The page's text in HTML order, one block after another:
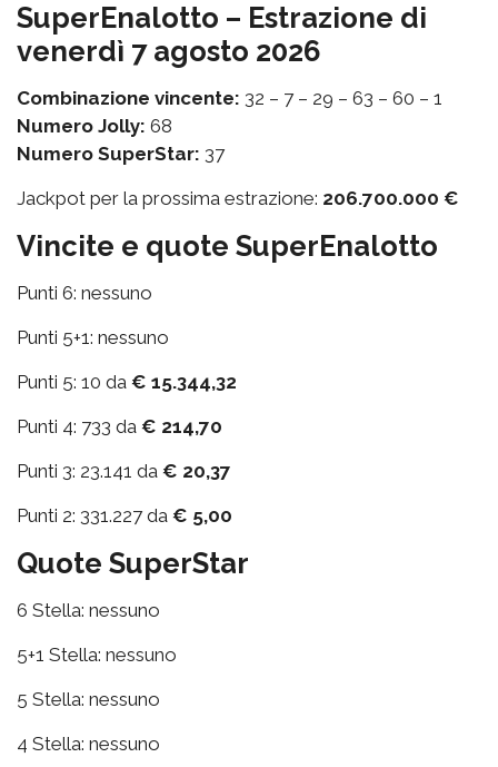
SuperEnalotto – Estrazione di
venerdì 7 agosto 2026
Combinazione vincente: 32 – 7 – 29 – 63 – 60 – 1
Numero Jolly: 68
Numero SuperStar: 37
Jackpot per la prossima estrazione: 206.700.000 €
Vincite e quote SuperEnalotto
Punti 6: nessuno
Punti 5+1: nessuno
Punti 5: 10 da € 15.344,32
Punti 4: 733 da € 214,70
Punti 3: 23.141 da € 20,37
Punti 2: 331.227 da € 5,00
Quote SuperStar
6 Stella: nessuno
5+1 Stella: nessuno
5 Stella: nessuno
4 Stella: nessuno